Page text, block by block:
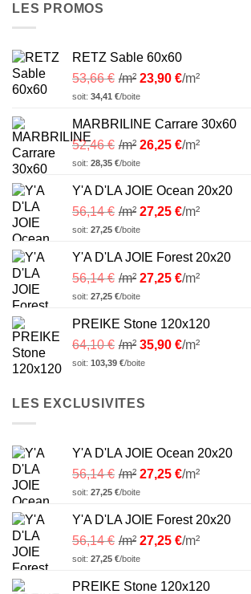
LES PROMOS
RETZ Sable 60x60
53,66€ /m² 23,90 €/m²
soit: 34,41 €/boite
MARBRILINE Carrare 30x60
52,46€ /m² 26,25 €/m²
soit: 28,35 €/boite
Y'A D'LA JOIE Ocean 20x20
56,14€ /m² 27,25 €/m²
soit: 27,25 €/boite
Y'A D'LA JOIE Forest 20x20
56,14€ /m² 27,25 €/m²
soit: 27,25 €/boite
PREIKE Stone 120x120
64,10€ /m² 35,90 €/m²
soit: 103,39 €/boite
LES EXCLUSIVITES
Y'A D'LA JOIE Ocean 20x20
56,14€ /m² 27,25 €/m²
soit: 27,25 €/boite
Y'A D'LA JOIE Forest 20x20
56,14€ /m² 27,25 €/m²
soit: 27,25 €/boite
PREIKE Stone 120x120